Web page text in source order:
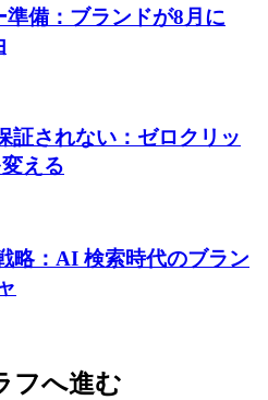
備：ブランドが8月に
証されない：ゼロクリッ
える
略：AI 検索時代のブラン
フへ進む